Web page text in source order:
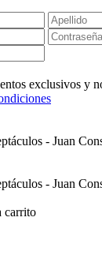
exclusivos y
carrito